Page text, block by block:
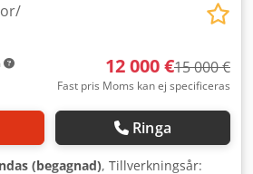
12 000 €15 000 €
Fast pris Moms kan ej specificeras
Ringa
(begagnad), Tillverkningsår: